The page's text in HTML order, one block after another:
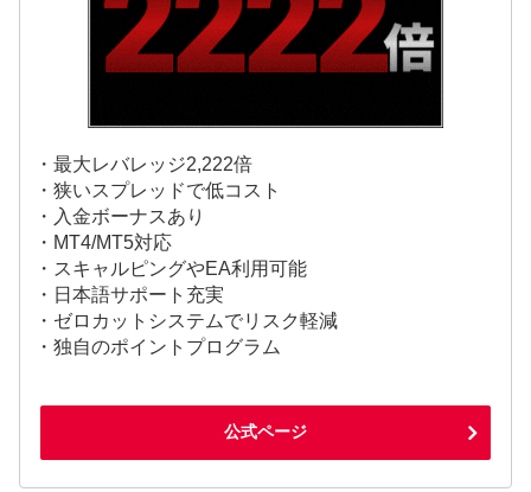
・最大レバレッジ2,222倍
・狭いスプレッドで低コスト
・入金ボーナスあり
・MT4/MT5対応
・スキャルピングやEA利用可能
・日本語サポート充実
・ゼロカットシステムでリスク軽減
・独自のポイントプログラム
公式ページ